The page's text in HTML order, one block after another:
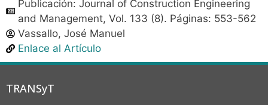
Publicación: Journal of Construction Engineering
and Management, Vol. 133 (8). Páginas: 553-562
Vassallo, José Manuel
Enlace al Artículo
TRANSyT